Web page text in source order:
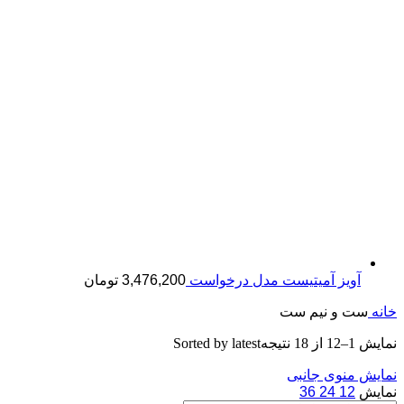
آویز آمیتیست مدل درخواست 3,476,200 تومان
خانه ست و نیم ست
نمایش 1–12 از 18 نتیجه Sorted by latest
نمایش منوی جانبی
نمایش 12
24
36